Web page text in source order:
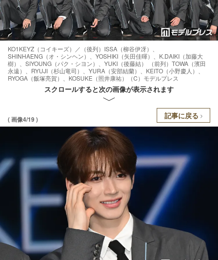
KO1KEYZ（コイキーズ）／（後列）ISSA（柳谷伊冴）、
SHINHAENG（オ・シンヘン）、YOSHIKI（矢田佳暉）、K.DAIKI（加藤大
樹）、SIYOUNG（パク・シヨン）、YUKI（後藤結） （前列）TOWA（濱田
永遠）、RYUJI（杉山竜司）、YURA（安部結蘭）、KEITO（小野慶人）、
RYOGA（飯塚亮賀）、KOSUKE（照井康祐）（C）モデルプレス
スクロールすると次の画像が表示されます
( 画像4/19 ) 記事に戻る